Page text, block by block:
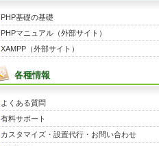
PHP基礎の基礎
PHPマニュアル（外部サイト）
XAMPP（外部サイト）
各種情報
よくある質問
有料サポート
カスタマイズ・設置代行・お問い合わせ